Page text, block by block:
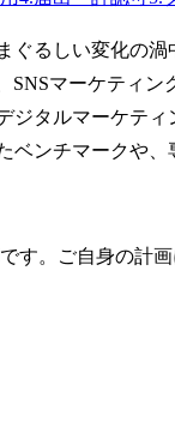
ぐるしい変化の
SNSマーケティ
ジタルマーケテ
ベンチマークや
す。ご自身の計